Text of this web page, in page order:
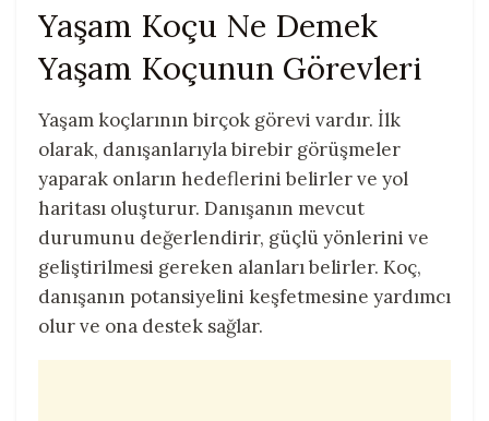
Yaşam Koçu Ne Demek
Yaşam Koçunun Görevleri
Yaşam koçlarının birçok görevi vardır. İlk
olarak, danışanlarıyla birebir görüşmeler
yaparak onların hedeflerini belirler ve yol
haritası oluşturur. Danışanın mevcut
durumunu değerlendirir, güçlü yönlerini ve
geliştirilmesi gereken alanları belirler. Koç,
danışanın potansiyelini keşfetmesine yardımcı
olur ve ona destek sağlar.